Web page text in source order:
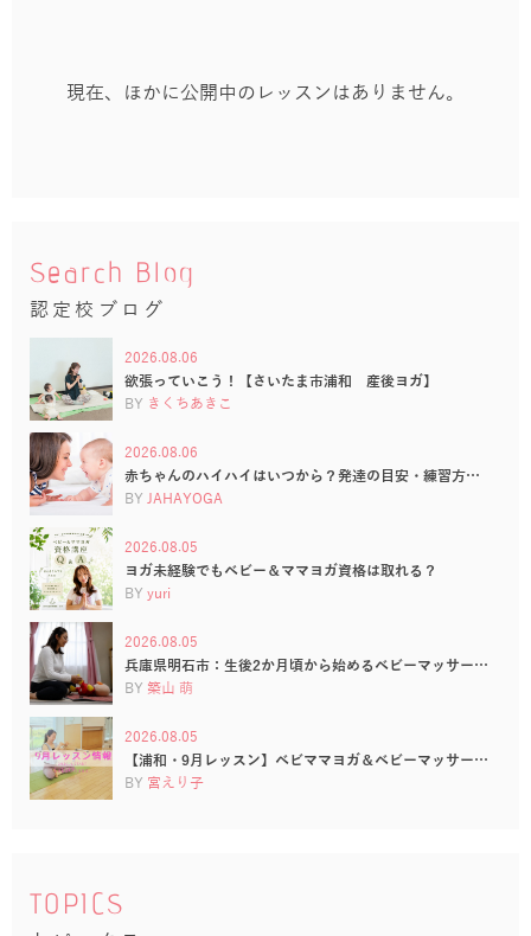
現在、ほかに公開中のレッスンはありません。
Search Blog
認定校ブログ
2026.08.06
欲張っていこう！【さいたま市浦和 産後ヨガ】
BY きくちあきこ
2026.08.06
赤ちゃんのハイハイはいつから？発達の目安・練習方…
BY JAHAYOGA
2026.08.05
ヨガ未経験でもベビー＆ママヨガ資格は取れる？
BY yuri
2026.08.05
兵庫県明石市：生後2か月頃から始めるベビーマッサー…
BY 築山 萌
2026.08.05
【浦和・9月レッスン】ベビママヨガ＆ベビーマッサー…
BY 宮えり子
TOPICS